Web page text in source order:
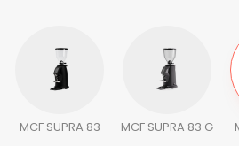
MCF SUPRA 83 MCF SUPRA 83 G